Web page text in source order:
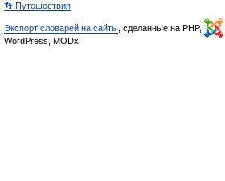
👣 Путешествия
Экспорт словарей на сайты , сделанные на PHP,
WordPress, MODx.